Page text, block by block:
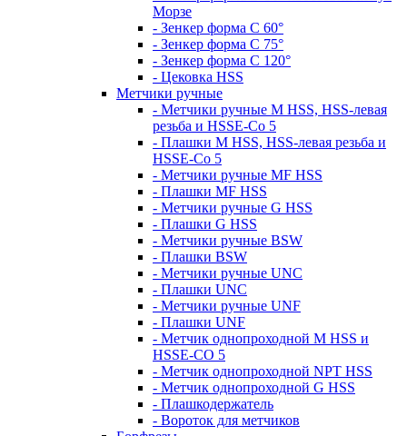
Морзе
- Зенкер форма С 60°
- Зенкер форма С 75°
- Зенкер форма С 120°
- Цековка HSS
Метчики ручные
- Метчики ручные M HSS, HSS-левая
резьба и HSSE-Co 5
- Плашки M HSS, HSS-левая резьба и
HSSE-Co 5
- Метчики ручные MF HSS
- Плашки MF HSS
- Метчики ручные G HSS
- Плашки G HSS
- Метчики ручные BSW
- Плашки BSW
- Метчики ручные UNC
- Плашки UNC
- Метчики ручные UNF
- Плашки UNF
- Метчик однопроходной M HSS и
HSSE-CO 5
- Метчик однопроходной NPT HSS
- Метчик однопроходной G HSS
- Плашкодержатель
- Вороток для метчиков